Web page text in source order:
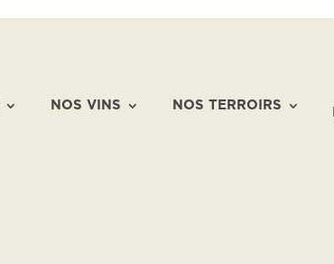
NOS VINS NOS TERROIRS